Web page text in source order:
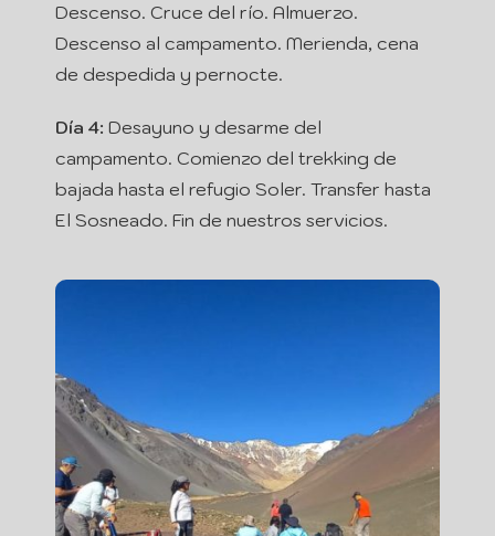
Descenso. Cruce del río. Almuerzo.
Descenso al campamento. Merienda, cena
de despedida y pernocte.
Día 4: Desayuno y desarme del
campamento. Comienzo del trekking de
bajada hasta el refugio Soler. Transfer hasta
El Sosneado. Fin de nuestros servicios.